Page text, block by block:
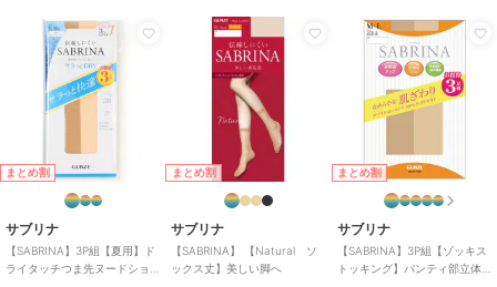
まとめ割
サブリナ
【SABRINA】3P組【夏用】ド
ライタッチつま先ヌードショ
まとめ割
サブリナ
【SABRINA】 【Natural ソ
ックス丈】美しい脚へ
まとめ割
サブリナ
【SABRINA】3P組【ゾッキス
トッキング】パンティ部立体